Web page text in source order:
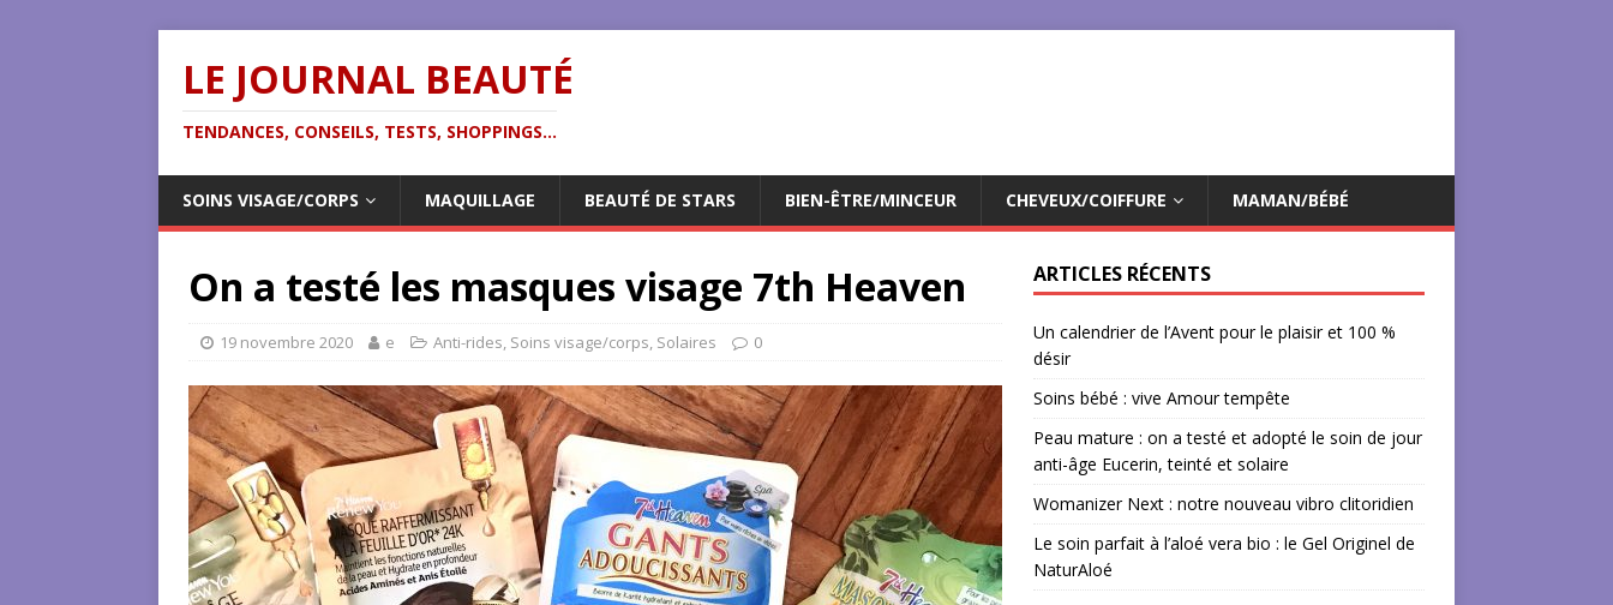
LE JOURNAL BEAUTÉ
TENDANCES, CONSEILS, TESTS, SHOPPINGS...
SOINS VISAGE/CORPS MAQUILLAGE BEAUTÉ DE STARS BIEN-ÊTRE/MINCEUR CHEVEUX/COIFFURE MAMAN/BÉBÉ
On a testé les masques visage 7th Heaven
19 novembre 2020 e Anti-rides, Soins visage/corps, Solaires 0
ARTICLES RÉCENTS
Un calendrier de l’Avent pour le plaisir et 100 %
désir
Soins bébé : vive Amour tempête
Peau mature : on a testé et adopté le soin de jour
anti-âge Eucerin, teinté et solaire
Womanizer Next : notre nouveau vibro clitoridien
Le soin parfait à l’aloé vera bio : le Gel Originel de
NaturAloé